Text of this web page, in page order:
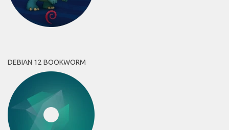
DEBIAN 12 BOOKWORM